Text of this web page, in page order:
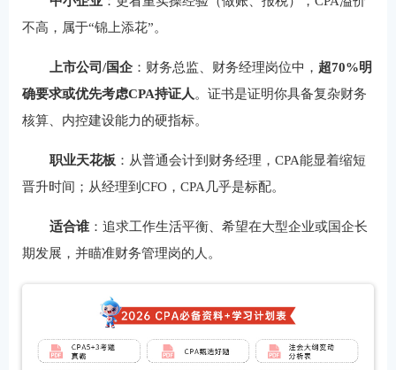
不高，属于“锦上添花”。
上市公司/国企：财务总监、财务经理岗位中， 超70%明
确要求或优先考虑CPA持证人 。证书是证明你具备复杂财务
核算、内控建设能力的硬指标。
职业天花板 ：从普通会计到财务经理，CPA能显着缩短
晋升时间；从经理到CFO，CPA几乎是标配。
适合谁：追求工作生活平衡、希望在大型企业或国企长
期发展，并瞄准财务管理岗的人。